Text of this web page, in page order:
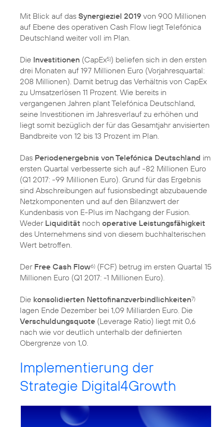
Mit Blick auf das Synergieziel 2019 von 900 Millionen
auf Ebene des operativen Cash Flow liegt Telefónica
Deutschland weiter voll im Plan.
Die Investitionen (CapEx5)) beliefen sich in den ersten
drei Monaten auf 197 Millionen Euro (Vorjahresquartal:
208 Millionen). Damit betrug das Verhältnis von CapEx
zu Umsatzerlösen 11 Prozent. Wie bereits in
vergangenen Jahren plant Telefónica Deutschland,
seine Investitionen im Jahresverlauf zu erhöhen und
liegt somit bezüglich der für das Gesamtjahr anvisierten
Bandbreite von 12 bis 13 Prozent im Plan.
Das Periodenergebnis von Telefónica Deutschland im
ersten Quartal verbesserte sich auf -82 Millionen Euro
(Q1 2017: -99 Millionen Euro). Grund für das Ergebnis
sind Abschreibungen auf fusionsbedingt abzubauende
Netzkomponenten und auf den Bilanzwert der
Kundenbasis von E-Plus im Nachgang der Fusion.
Weder Liquidität noch operative Leistungsfähigkeit
des Unternehmens sind von diesem buchhalterischen
Wert betroffen.
Der Free Cash Flow6) (FCF) betrug im ersten Quartal 15
Millionen Euro (Q1 2017: -1 Millionen Euro).
Die konsolidierten Nettofinanzverbindlichkeiten7)
lagen Ende Dezember bei 1,09 Milliarden Euro. Die
Verschuldungsquote (Leverage Ratio) liegt mit 0,6
nach wie vor deutlich unterhalb der definierten
Obergrenze von 1,0.
Implementierung der
Strategie Digital4Growth